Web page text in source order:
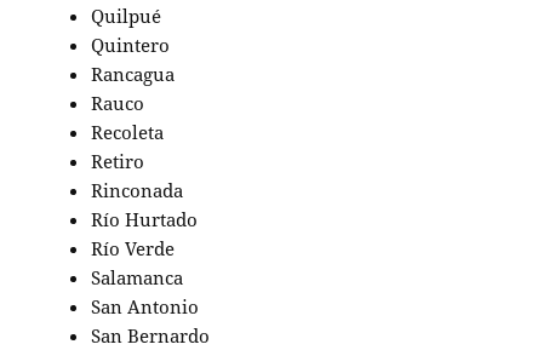
Quilpué
Quintero
Rancagua
Rauco
Recoleta
Retiro
Rinconada
Río Hurtado
Río Verde
Salamanca
San Antonio
San Bernardo